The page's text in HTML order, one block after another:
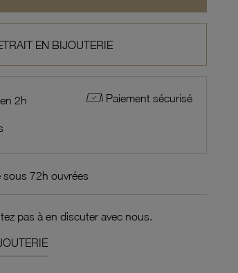
EN BIJOUTERIE
2h Paiement sécurisé
sous 72h ouvrées
pas à en discuter avec nous.